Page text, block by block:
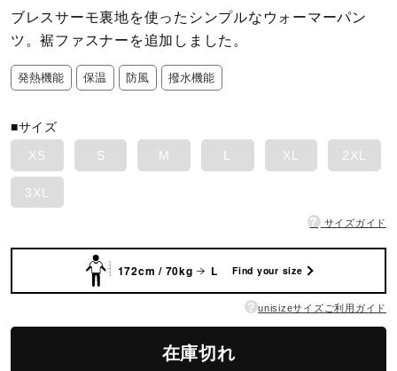
卓球
柔道
ワーキング
ウォーキングシューズ
ブレスサーモ裏地を使ったシンプルなウォーマーパン
ツ。裾ファスナーを追加しました。
発熱機能 保温 防風 撥水機能
■サイズ
XS
S M L XL 2XL
3XL
? サイズガイド
172cm / 70kg L Find your size
? unisizeサイズご利用ガイド
在庫切れ